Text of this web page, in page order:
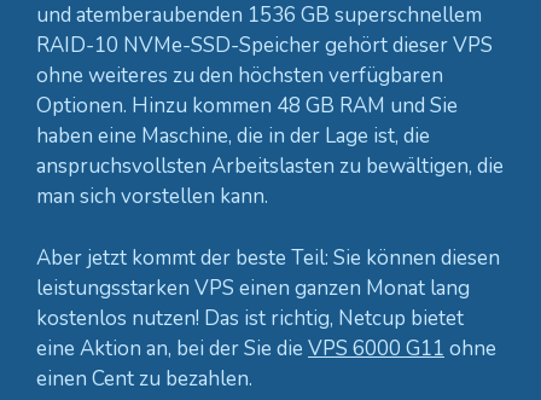
und atemberaubenden 1536 GB superschnellem
RAID-10 NVMe-SSD-Speicher gehört dieser VPS
ohne weiteres zu den höchsten verfügbaren
Optionen. Hinzu kommen 48 GB RAM und Sie
haben eine Maschine, die in der Lage ist, die
anspruchsvollsten Arbeitslasten zu bewältigen, die
man sich vorstellen kann.
Aber jetzt kommt der beste Teil: Sie können diesen
leistungsstarken VPS einen ganzen Monat lang
kostenlos nutzen! Das ist richtig, Netcup bietet
eine Aktion an, bei der Sie die VPS 6000 G11 ohne
einen Cent zu bezahlen.